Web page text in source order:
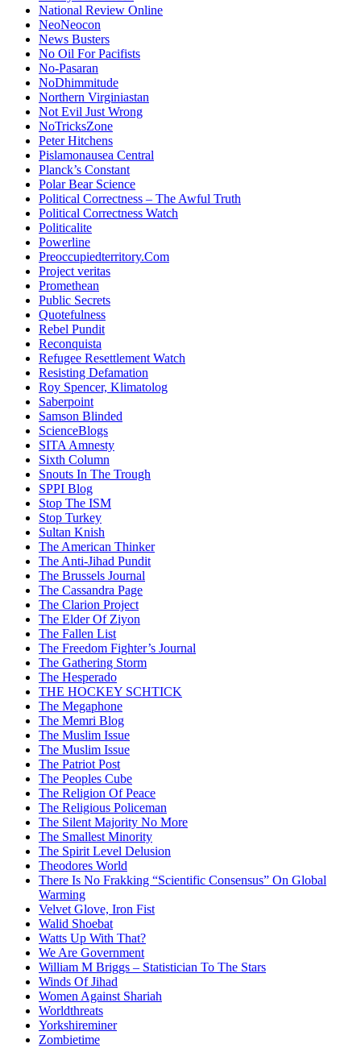
National Review Online
NeoNeocon
News Busters
No Oil For Pacifists
No-Pasaran
NoDhimmitude
Northern Virginiastan
Not Evil Just Wrong
NoTricksZone
Peter Hitchens
Pislamonausea Central
Planck’s Constant
Polar Bear Science
Political Correctness – The Awful Truth
Political Correctness Watch
Politicalite
Powerline
Preoccupiedterritory.Com
Project veritas
Promethean
Public Secrets
Quotefulness
Rebel Pundit
Reconquista
Refugee Resettlement Watch
Resisting Defamation
Roy Spencer, Klimatolog
Saberpoint
Samson Blinded
ScienceBlogs
SITA Amnesty
Sixth Column
Snouts In The Trough
SPPI Blog
Stop The ISM
Stop Turkey
Sultan Knish
The American Thinker
The Anti-Jihad Pundit
The Brussels Journal
The Cassandra Page
The Clarion Project
The Elder Of Ziyon
The Fallen List
The Freedom Fighter’s Journal
The Gathering Storm
The Hesperado
THE HOCKEY SCHTICK
The Megaphone
The Memri Blog
The Muslim Issue
The Muslim Issue
The Patriot Post
The Peoples Cube
The Religion Of Peace
The Religious Policeman
The Silent Majority No More
The Smallest Minority
The Spirit Level Delusion
Theodores World
There Is No Frakking “Scientific Consensus” On Global
Warming
Velvet Glove, Iron Fist
Walid Shoebat
Watts Up With That?
We Are Government
William M Briggs – Statistician To The Stars
Winds Of Jihad
Women Against Shariah
Worldthreats
Yorkshireminer
Zombietime